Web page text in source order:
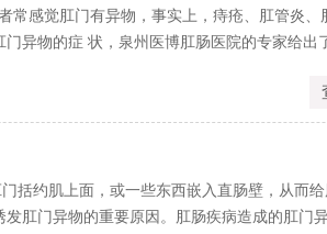
常感觉肛门有异物，事实上，痔疮、肛管炎
异物的症 状，泉州医博肛肠医院的专家给出
括约肌上面，或一些东西嵌入直肠壁，从而
肛门异物的重要原因。肛肠疾病造成的肛门